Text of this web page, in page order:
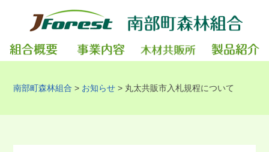
南部町森林組合 > お知らせ > 丸太共販市入札規程について